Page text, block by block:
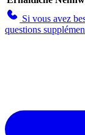
Si vous avez
questions